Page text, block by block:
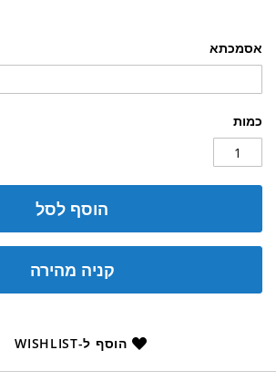
אסמכתא
כמות
הוסף לסל
קניה מהירה
הוסף ל-WISHLIST